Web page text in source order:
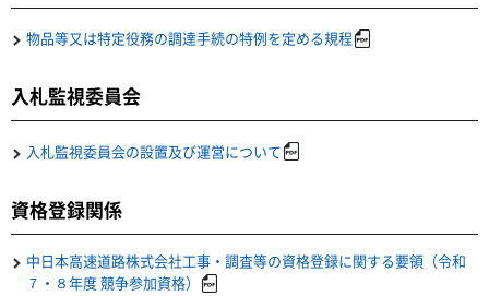
物品等又は特定役務の調達手続の特例を定める規程
入札監視委員会
入札監視委員会の設置及び運営について
資格登録関係
中日本高速道路株式会社工事・調査等の資格登録に関する要領（令和
７・８年度 競争参加資格）